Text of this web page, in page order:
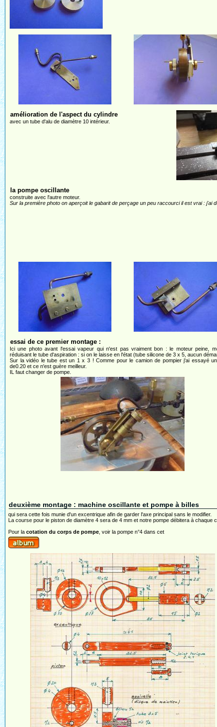
amélioration de l'aspect du cylindre
avec un tube d'alu de diamètre 10 intérieur.
la pompe oscillante
construite avec l'autre moteur.
Sur la première photo on aperçoit le gabarit de perçage un peu raccourci il est vrai : j'ai
essai de ce premier montage :
Ici une photo avant l'essai vapeur qui n'est pas vraiment bon : le moteur peine,
réduisant le tube d'aspiration : si on le laisse en l'état (tube silicone de 3 x 5, aucun
Sur la vidéo le tube est un 1 x 3 ! Comme pour le camion de pompier j'ai essayé
de0.20 et ce n'est guère meilleur.
IL faut changer de pompe.
deuxième montage : machine oscillante et pompe à billes
qui sera cette fois munie d'un excentrique afin de garder l'axe principal sans le modifier.
La course pour le piston de diamètre 4 sera de 4 mm et notre pompe débitera à
Pour la cotation du corps de pompe , voir la pompe n°4 dans cet